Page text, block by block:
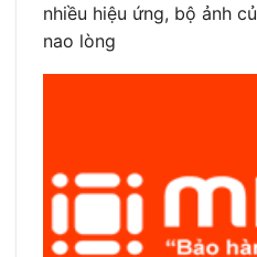
nhiều hiệu ứng, bộ ảnh
nao lòng